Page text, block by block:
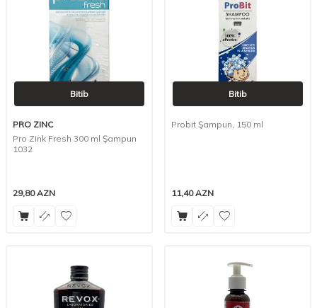
Bitib
PRO ZINC
Pro Zink Fresh 300 ml Şampun
1032
29,80AZN
Bitib
Probit Şampun, 150 ml
11,40AZN